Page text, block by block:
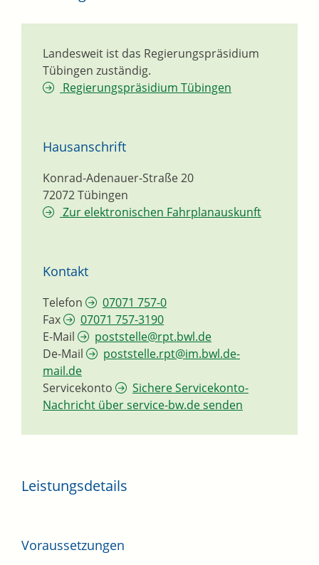
Landesweit ist das Regierungspräsidium
Tübingen zuständig.
Regierungspräsidium Tübingen
Hausanschrift
Konrad-Adenauer-Straße 20
72072Tübingen
Zur elektronischen Fahrplanauskunft
Kontakt
Telefon
07071 757-0
Fax
07071 757-3190
E-Mail
poststelle@rpt.bwl.de
De-Mail
poststelle.rpt@im.bwl.de-
mail.de
Servicekonto
Sichere Servicekonto-
Nachricht über service-bw.de senden
Leistungsdetails
Voraussetzungen